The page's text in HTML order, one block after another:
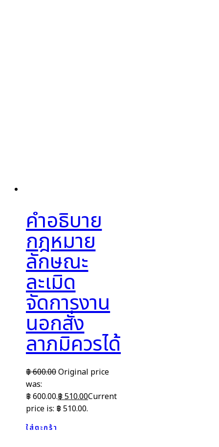
คำอธิบาย
กฎหมาย
ลักษณะ
ละเมิด
จัดการงาน
นอกสั่ง
ลาภมิควรได้
฿600.00Original price
was:
฿ 600.00.฿510.00Current
price is: ฿ 510.00.
ใส่ตะกร้า